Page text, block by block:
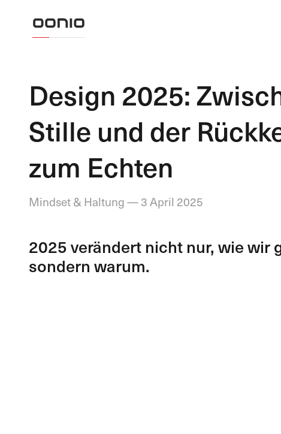
Design 2025:
Stille und der
zum Echten
Mindset & Haltung — 3 April 2025
2025 verändert nicht nur, wie wir
sondern warum.